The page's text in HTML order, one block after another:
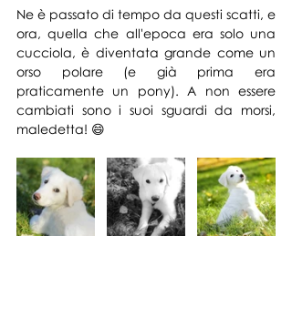
Ne è passato di tempo da questi scatti, e
ora, quella che all'epoca era solo una
cucciola, è diventata grande come un
orso polare (e già prima era
praticamente un pony). A non essere
cambiati sono i suoi sguardi da morsi,
maledetta! 😄